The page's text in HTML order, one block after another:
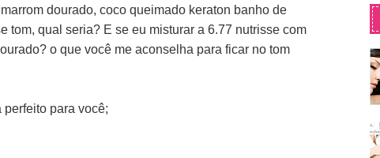
dourado, coco queimado keraton banho de
tom, qual seria? E se eu misturar a 6.77 nutrisse com
o que você me aconselha para ficar no tom
perfeito para você;